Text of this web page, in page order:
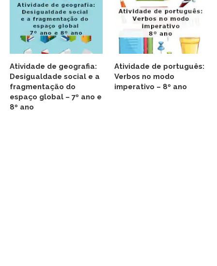
Atividade de geografia:
Desigualdade social e a
fragmentação do
espaço global – 7º ano e
8º ano
Atividade de português:
Verbos no modo
imperativo – 8º ano